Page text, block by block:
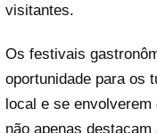
visitantes.
Os festivais
oportunidade para os
local e se
não apenas